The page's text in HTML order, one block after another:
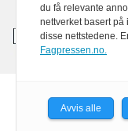
du få relevante
nettverket basert på
disse nettstedene.
Fagpressen.no.
Avvis alle